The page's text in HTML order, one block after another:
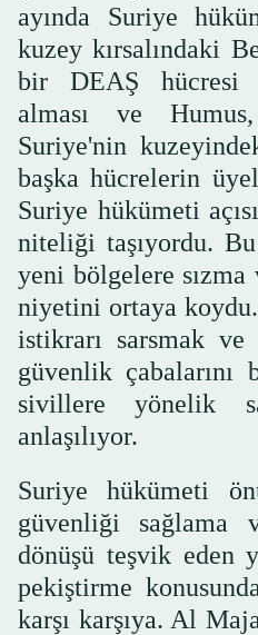
ayında Suriye
kuzey kırsalındaki
bir DEAŞ hücresi
alması ve
Suriye'nin
başka hücrelerin
Suriye hükümeti
niteliği taşıyordu.
yeni bölgelere
niyetini ortaya
istikrarı sarsmak
güvenlik çabalarını
sivillere yönelik
anlaşılıyor.
Suriye hükümeti
güvenliği sağlama
dönüşü teşvik eden
pekiştirme
karşı karşıya. Al